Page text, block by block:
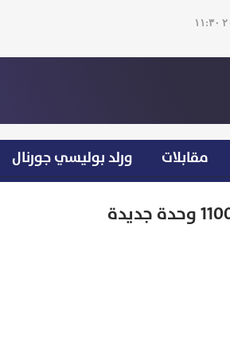
مقابلات ورلد بوليسي جورنال